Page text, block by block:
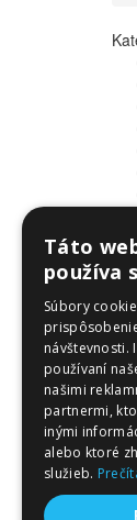
Táto
používa
Súbory
návštevnosti.
používaní
našimi
partnermi,
inými
alebo ktoré
služieb.